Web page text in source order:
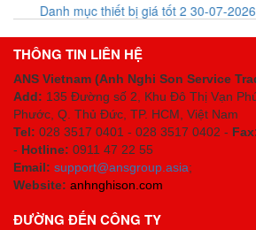
List code
THÔNG TIN LIÊN HỆ
ANS Vietnam (Anh Nghi Son Service
Add: 135 Đường số 2, Khu Đô Thị Vạn
Phước, Q. Thủ Đức, TP. HCM , Việt Nam
Tel: 028 3517 0401 - 028 3517 0402 -
- Hotline: 0911 47 22 55
Email: support@ansgroup.asia;
Website: anhnghison.com
ĐƯỜNG ĐẾN CÔNG TY